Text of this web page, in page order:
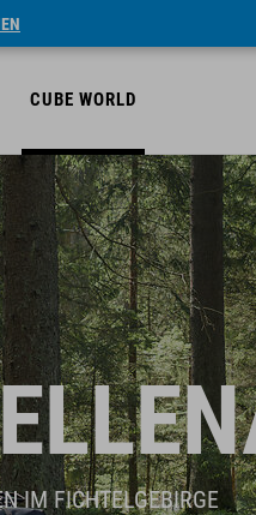
CUBE WORLD
IM FICHTELGEBIRGE